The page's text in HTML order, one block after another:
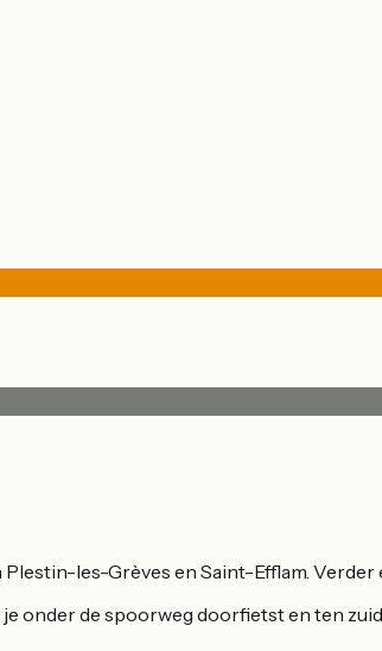
les-Grèves en Saint-Efflam.
je onder de spoorweg doorfietst en ten